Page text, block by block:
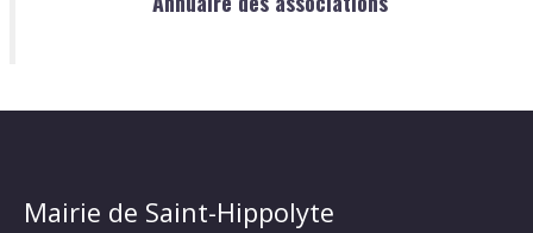
Mairie de Saint-Hippolyte